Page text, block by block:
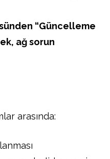
“Güncelleme
ağ sorun
arasında: